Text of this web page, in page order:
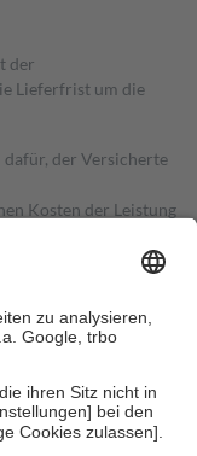
der
Lieferfrist um die
der Versicherte
Kosten der Leistung